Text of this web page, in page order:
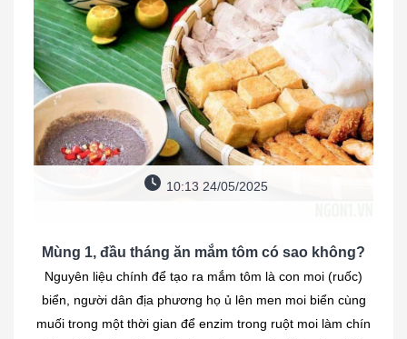
10:13 24/05/2025
Mùng 1, đầu tháng ăn mắm tôm có sao không?
Nguyên liệu chính để tạo ra mắm tôm là con moi (ruốc)
biển, người dân địa phương họ ủ lên men moi biển cùng
muối trong một thời gian để enzim trong ruột moi làm chín